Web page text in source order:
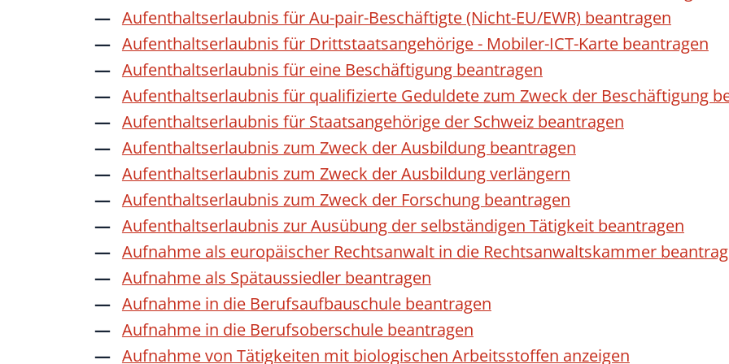
Aufenthaltserlaubnis für Au-pair-Beschäftigte (Nicht-EU/EWR) beantragen
Aufenthaltserlaubnis für Drittstaatsangehörige - Mobiler-ICT-Karte beantragen
Aufenthaltserlaubnis für eine Beschäftigung beantragen
Aufenthaltserlaubnis für qualifizierte Geduldete zum Zweck der Beschäftigung
Aufenthaltserlaubnis für Staatsangehörige der Schweiz beantragen
Aufenthaltserlaubnis zum Zweck der Ausbildung beantragen
Aufenthaltserlaubnis zum Zweck der Ausbildung verlängern
Aufenthaltserlaubnis zum Zweck der Forschung beantragen
Aufenthaltserlaubnis zur Ausübung der selbständigen Tätigkeit beantragen
Aufnahme als europäischer Rechtsanwalt in die Rechtsanwaltskammer
Aufnahme als Spätaussiedler beantragen
Aufnahme in die Berufsaufbauschule beantragen
Aufnahme in die Berufsoberschule beantragen
Aufnahme von Tätigkeiten mit biologischen Arbeitsstoffen anzeigen